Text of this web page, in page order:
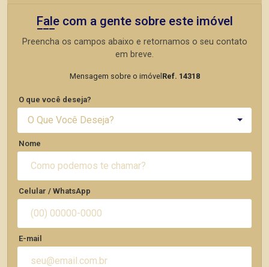
Fale com a gente sobre este imóvel
Preencha os campos abaixo e retornamos o seu contato
em breve.
Mensagem sobre o imóvel Ref. 14318
O que você deseja?
O Que Você Deseja?
Nome
Celular / WhatsApp
E-mail